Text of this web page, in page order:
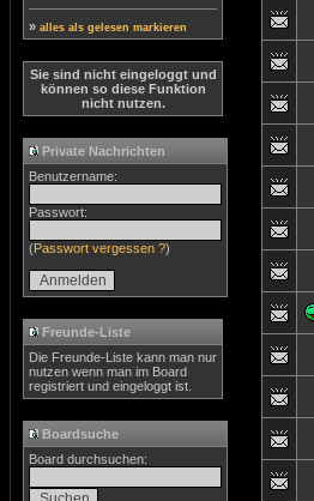
» alles als gelesen markieren
Sie sind nicht eingeloggt und
können so diese Funktion
nicht nutzen.
Private Nachrichten
Benutzername:
Passwort:
(Passwort vergessen ?)
Freunde-Liste
Die Freunde-Liste kann man nur
nutzen wenn man im Board
registriert und eingeloggt ist.
Boardsuche
Board durchsuchen: